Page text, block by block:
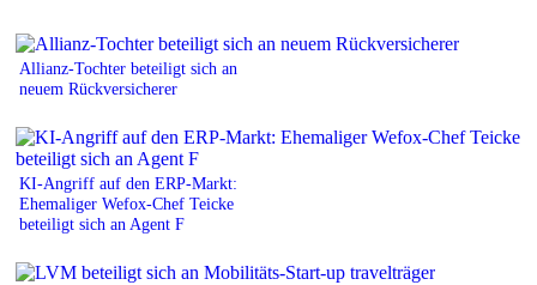
Allianz-Tochter beteiligt sich an
neuem Rückversicherer
KI-Angriff auf den ERP-Markt:
Ehemaliger Wefox-Chef Teicke
beteiligt sich an Agent F